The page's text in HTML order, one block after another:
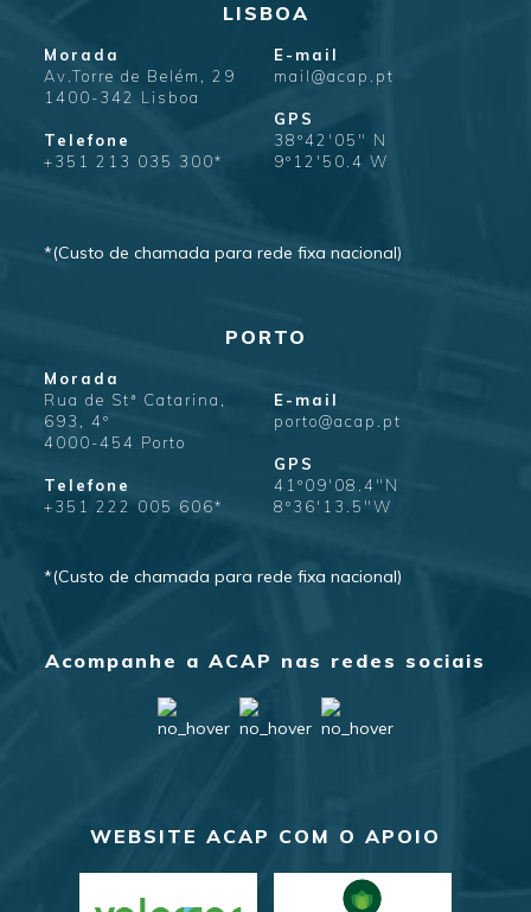
LISBOA
Morada
Av.Torre de Belém, 29
1400-342 Lisboa
Telefone
+351 213 035 300*
E-mail
mail@acap.pt
GPS
38º42'05" N
9º12'50.4 W
*(Custo de chamada para rede fixa nacional)
PORTO
Morada
Rua de Stª Catarina,
693, 4º
4000-454 Porto
Telefone
+351 222 005 606*
E-mail
porto@acap.pt
GPS
41º09'08.4"N
8º36'13.5"W
*(Custo de chamada para rede fixa nacional)
Acompanhe a ACAP nas redes sociais
WEBSITE ACAP COM O APOIO